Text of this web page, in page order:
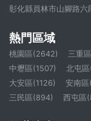
彰化縣員林市山腳路六
熱門區域
桃園區(2642) 三重
中壢區(1507)
北屯
大安區(1126)
安南區
三民區(894)
西屯區